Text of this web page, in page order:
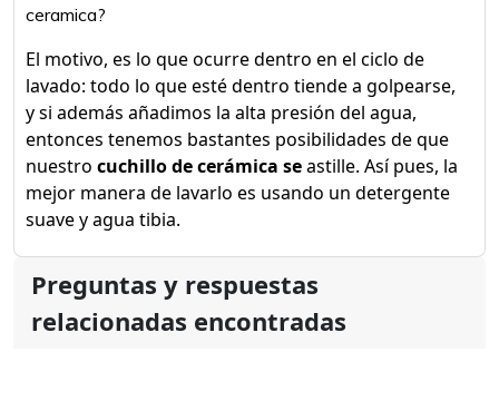
ceramica?
El motivo, es lo que ocurre dentro en el ciclo de
lavado: todo lo que esté dentro tiende a golpearse,
y si además añadimos la alta presión del agua,
entonces tenemos bastantes posibilidades de que
nuestro cuchillo de cerámica seastille. Así pues, la
mejor manera de lavarlo es usando un detergente
suave y agua tibia.
Preguntas y respuestas
relacionadas encontradas